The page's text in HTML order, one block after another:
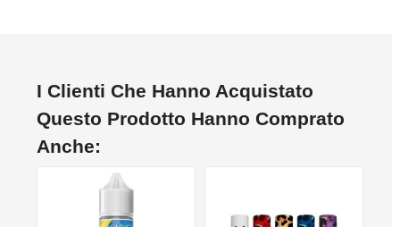
I Clienti Che Hanno Acquistato
Questo Prodotto Hanno Comprato
Anche: